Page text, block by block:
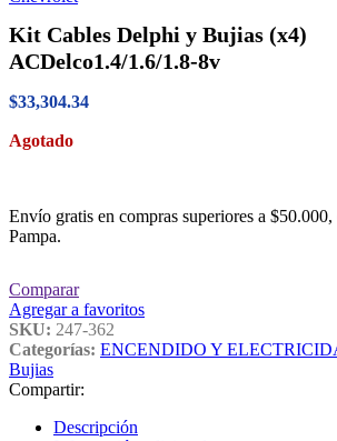
Kit Cables Delphi y Bujias (x4)
ACDelco1.4/1.6/1.8-8v
$33,304.34
Agotado
Envío gratis en compras superiores a
Pampa.
Comparar
Agregar a favoritos
SKU: 247-362
Categorías: ENCENDIDO Y
Bujias
Compartir:
Descripción